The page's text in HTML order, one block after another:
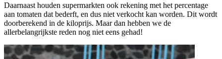
Daarnaast houden supermarkten ook rekening met het percentage
aan tomaten dat bederft, en dus niet verkocht kan worden. Dit wordt
doorberekend in de kiloprijs. Maar dan hebben we de
allerbelangrijkste reden nog niet eens gehad!